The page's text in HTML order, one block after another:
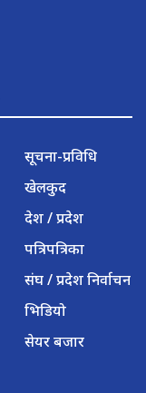
सूचना-प्रविधि
खेलकुद
देश / प्रदेश
पत्रिपत्रिका
संघ / प्रदेश निर्वाचन
भिडियो
सेयर बजार